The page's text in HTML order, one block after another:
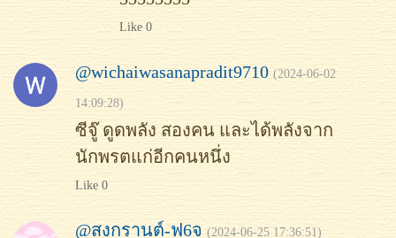
Like 0
@wichaiwasanapradit9710 (2024-06-02
14:09:28)
ซีจู๊ ดูดพลัง สองคน และได้พลังจาก
นักพรตแก่อีกคนหนึ่ง
Like 0
@สงกรานต์-ฟ6จ (2024-06-25 17:36:51)